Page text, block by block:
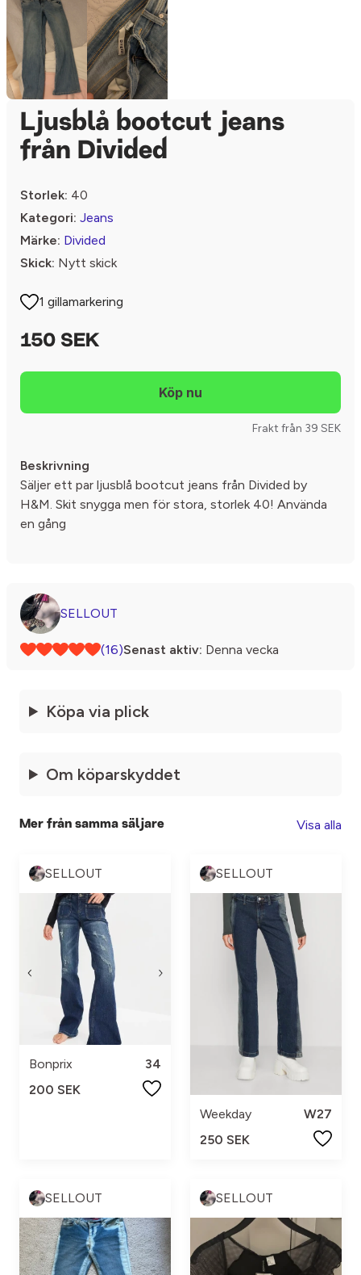
Ljusblå bootcut jeans
från Divided
Storlek: 40
Kategori: Jeans
Märke: Divided
Skick: Nytt skick
1 gillamarkering
150 SEK
Frakt från 39 SEK
Beskrivning
Säljer ett par ljusblå bootcut jeans från Divided by
H&M. Skit snygga men för stora, storlek 40! Använda
en gång
SELLOUT
(16)Senast aktiv: Denna vecka
Köpa via plick
Om köparskyddet
Mer från samma säljare Visa alla
SELLOUT
Bonprix
34
200 SEK
SELLOUT
Weekday
W27
250 SEK
SELLOUT SELLOUT